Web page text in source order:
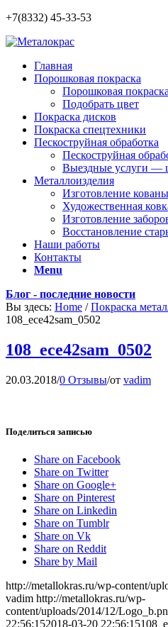
+7(8332) 45-33-53
Главная
Порошковая покраска
Порошковая
Подобрать цвет
Покраска дисков
Покраска спецтехники
Пескоструйная обработка
Пескоструйная
Выездные услуги —
Металлоизделия
Изготовление
Художественная
Изготовление
Восстановление
Наши работы
Контакты
Menu
Блог - последние новости
Вы здесь: Home / Покраска
108_ece42sam_0502
108_ece42sam_0502
20.03.2018/0 Отзывы/от vadim
Поделиться записью
Share on Facebook
Share on Twitter
Share on Google+
Share on Pinterest
Share on Linkedin
Share on Tumblr
Share on Vk
Share on Reddit
Share by Mail
http://metallokras.ru/wp-content/
vadim http://metallokras.ru/wp-
content/uploads/2014/12/
22:56:152018-03-20 22:56:15